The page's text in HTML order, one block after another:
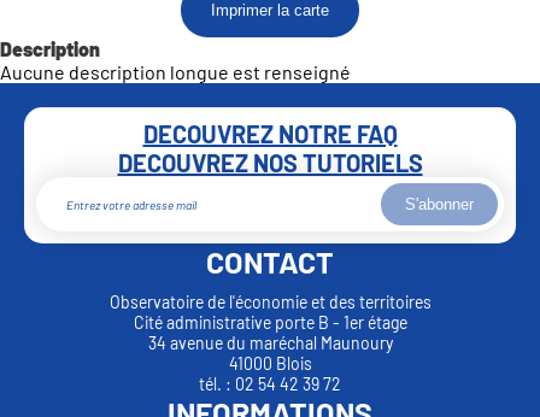
Imprimer la carte
Description
Aucune description longue est renseigné
DECOUVREZ NOTRE FAQ
DECOUVREZ NOS TUTORIELS
S'abonner
CONTACT
Observatoire de l'économie et des territoires
Cité administrative porte B - 1er étage
34 avenue du maréchal Maunoury
41000 Blois
tél. : 02 54 42 39 72